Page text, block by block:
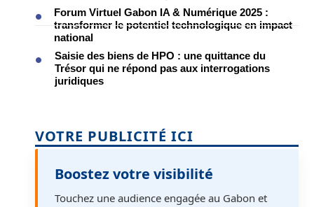
Forum Virtuel Gabon IA & Numérique 2025 :
transformer le potentiel technologique en impact
national
Saisie des biens de HPO : une quittance du
Trésor qui ne répond pas aux interrogations
juridiques
VOTRE PUBLICITÉ ICI
Boostez votre visibilité
Touchez une audience engagée au Gabon et